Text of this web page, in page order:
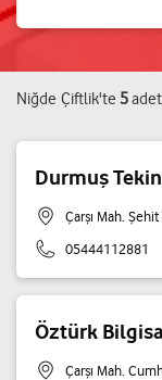
Niğde Çiftlik'te 5adet
Durmuş Tekin
Çarşı Mah.
05444112881
Öztürk
Çarşı Mah.